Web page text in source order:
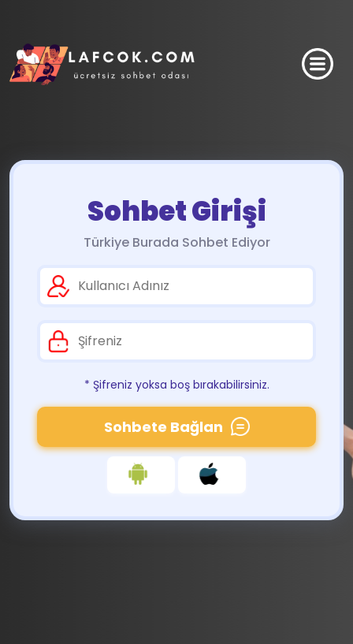
Sohbet Girişi
Türkiye Burada Sohbet Ediyor
* Şifreniz yoksa boş bırakabilirsiniz.
Sohbete Bağlan